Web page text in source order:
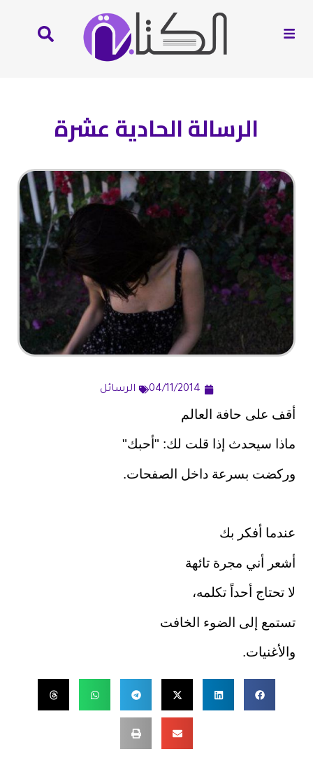
الرسالة الحادية عشرة
04/11/2014 الرسائل
أقف على حافة العالم
ماذا سيحدث إذا قلت لك: "أحبك"
وركضت بسرعة داخل الصفحات.
عندما أفكر بك
أشعر أني مجرة تائهة
لا تحتاج أحداً تكلمه،
تستمع إلى الضوء الخافت
والأغنيات.